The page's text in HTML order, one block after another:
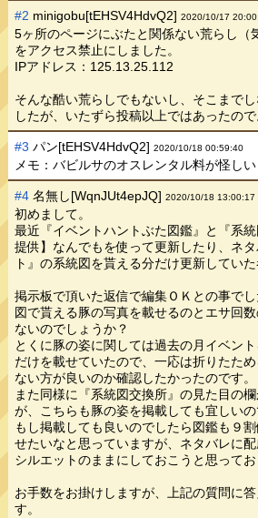
#2 minigobu[tEHSV4HdvQ2]2020/10/17
5ヶ所のページにぶたと関係ない荒らし（
をアクセス禁止にしました。
IPアドレス：125.13.25.112
そんな酷い荒らしでもないし、そこまで
したが、いたずら投稿以上ではあったので
#3 パン[tEHSV4HdvQ2]2020/10/18 00:59:40
メモ：バビルサのオスレンタル料が怪しい
#4 名無し[WqnJUt4epJQ]2020/10/18 13:00:17
初めまして。
最近『イベントハントぶた図鑑』と『系
提供】なんでもを使って更新したり、ネ
ト』の系統図を貰える分だけ更新していた
掲示板で頂いた返信で編集ＯＫとの事で
図で貰える豚の写真を載せるのとエサ回
ないのでしょうか？
とくに豚の姿に関しては過去の月イベン
だけを載せていたので、一応は折りたた
ない方が良いのか確認したかったのです。
また同様に『系統図交換所』の見た目の
が、こちらも豚の姿を掲載しても宜しい
もし掲載しても良いのでしたら図鑑も９
せたいなと思っていますが、ネタバレに
シルエットのままにしておこうと思ってお
お手数をお掛けしますが、上記の質問に
す。